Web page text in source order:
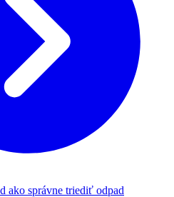
ako správne triediť odpad